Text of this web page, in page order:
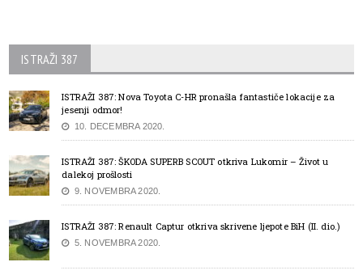
ISTRAŽI 387
ISTRAŽI 387: Nova Toyota C-HR pronašla fantastiče lokacije za
jesenji odmor!
10. DECEMBRA 2020.
ISTRAŽI 387: ŠKODA SUPERB SCOUT otkriva Lukomir – Život u
dalekoj prošlosti
9. NOVEMBRA 2020.
ISTRAŽI 387: Renault Captur otkriva skrivene ljepote BiH (II. dio.)
5. NOVEMBRA 2020.